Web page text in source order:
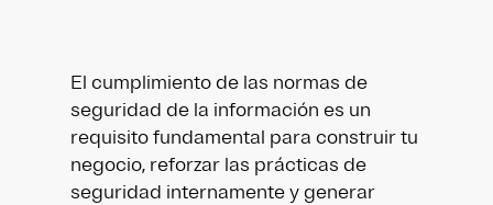
El cumplimiento de las normas de
seguridad de la información es un
requisito fundamental para construir tu
negocio, reforzar las prácticas de
seguridad internamente y generar